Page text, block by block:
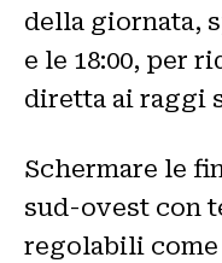
della giornata,
e le 18:00, per
diretta ai raggi
Schermare le
sud-ovest con
regolabili come